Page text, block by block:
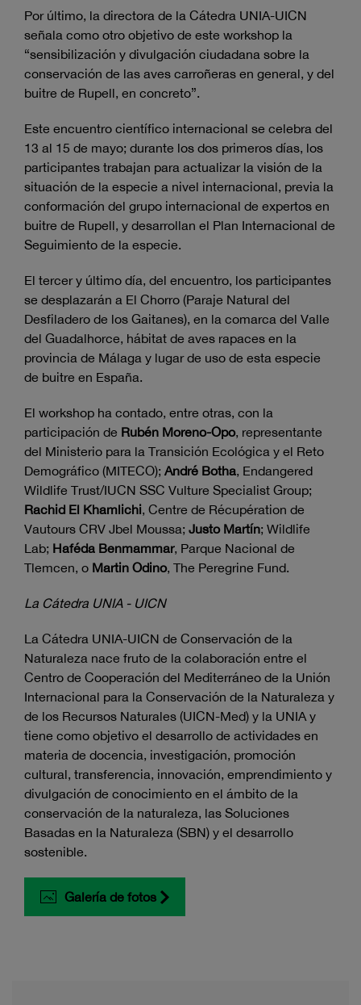
Por último, la directora de la Cátedra UNIA-UICN
señala como otro objetivo de este workshop la
“sensibilización y divulgación ciudadana sobre la
conservación de las aves carroñeras en general, y del
buitre de Rupell, en concreto”.
Este encuentro científico internacional se celebra del
13 al 15 de mayo; durante los dos primeros días, los
participantes trabajan para actualizar la visión de la
situación de la especie a nivel internacional, previa la
conformación del grupo internacional de expertos en
buitre de Rupell, y desarrollan el Plan Internacional de
Seguimiento de la especie.
El tercer y último día, del encuentro, los participantes
se desplazarán a El Chorro (Paraje Natural del
Desfiladero de los Gaitanes), en la comarca del Valle
del Guadalhorce, hábitat de aves rapaces en la
provincia de Málaga y lugar de uso de esta especie
de buitre en España.
El workshop ha contado, entre otras, con la
participación de Rubén Moreno-Opo, representante
del Ministerio para la Transición Ecológica y el Reto
Demográfico (MITECO); André Botha, Endangered
Wildlife Trust/IUCN SSC Vulture Specialist Group;
Rachid El Khamlichi, Centre de Récupération de
Vautours CRV Jbel Moussa; Justo Martín; Wildlife
Lab; Haféda Benmammar, Parque Nacional de
Tlemcen, o Martin Odino, The Peregrine Fund.
La Cátedra UNIA - UICN
La Cátedra UNIA-UICN de Conservación de la
Naturaleza nace fruto de la colaboración entre el
Centro de Cooperación del Mediterráneo de la Unión
Internacional para la Conservación de la Naturaleza y
de los Recursos Naturales (UICN-Med) y la UNIA y
tiene como objetivo el desarrollo de actividades en
materia de docencia, investigación, promoción
cultural, transferencia, innovación, emprendimiento y
divulgación de conocimiento en el ámbito de la
conservación de la naturaleza, las Soluciones
Basadas en la Naturaleza (SBN) y el desarrollo
sostenible.
Galería de fotos